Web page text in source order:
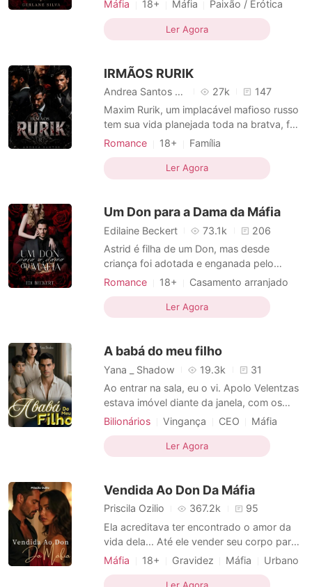
marido manipulador que a manteve sob
rédeas curtas, até ela descobrir que estava
esposa do Don mais tem
Máfia 18+ Máfia
Paixão / Erótica
Arrogante / Dominante
Urbano
Máfia
Esposa substituta
Corajosos
Ler Agora
IRMÃOS RURIK
Andrea Santos Femme 27k
147
Maxim Rurik, um implacável mafioso russo
tem sua vida planejada toda na bratva, foi
para isso que foi criado e treinado, ter
líder do submundo de toda a Rússia. Mas
quando a brasileira, filha da mulher que seu
sua casa,
Romance 18+
Família
Casamento arranjado
Máfia
Casamento arranjado
Amor proibido
Máfia em dívida
Ler Agora
Um Don para a Dama da Máfia
Edilaine Beckert 73.1k
206
Astrid é filha de um Don, mas desde
criança foi adotada e enganada pelo
assassino de seus pais. Quando descobriu
máfia Suéca, com ele veio junto a
exigência de estar casada pra assumir o
homem que ela escolheu. Fort
Romance 18+
Casamento arranjado
Máfia
Arrogante / Dominante
Urbano
Menina má
Teimosa
Ler Agora
A babá do meu filho
Yana _ Shadow 19.3k
31
Ao entrar na sala, eu o vi. Apolo Velentzas
estava imóvel diante da janela, com os
ombros largos levemente curvados. -
Acomodei-me no sofá e pousei minhas
mãos entrelaçadas sobre os meus joelhos.
voz dele soou áspera. Manti
Bilionários Vingança CEO
Máfia
Paixão / Erótica
Arrogante / Dominante
Arrogante/Dominador
Máfia em dívida
Torturante
Romance
Ler Agora
Vendida Ao Don Da Máfia
Priscila Ozilio 367.2k
95
​Ela acreditava ter encontrado o amor da
vida dela... Até ele vender seu corpo para
pagar uma dívida. Agora, nas mãos de
Máfia 18+ Gravidez Máfia
Urbano
Máfia
Segunda chance